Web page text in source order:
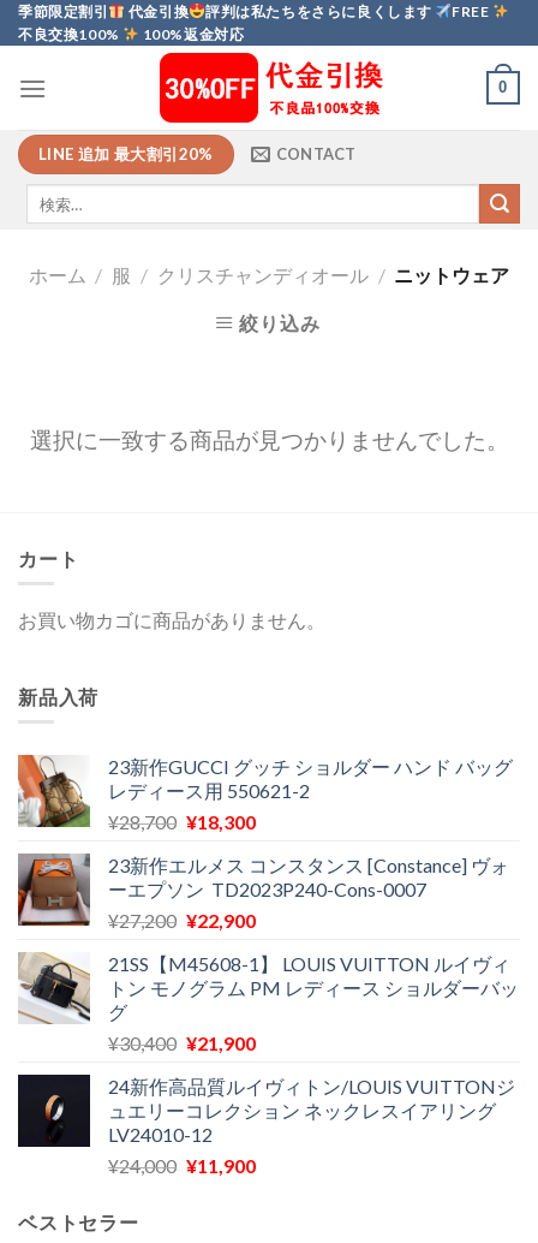
Skip
to
季節限定割引 代金引換 評判は私たちをさらに良くします
FREE
不良交換100%
100%返金対応
0
LINE 追加 最大割引20% CONTACT
ホーム / 服 / クリスチャンディオール / ニットウェア
絞り込み
選択に一致する商品が見つかりませんでした。
カート
お買い物カゴに商品がありません。
新品入荷
23新作GUCCI グッチ ショルダー ハンド バッグ
レディース用 550621-2
¥28,700 元
価
格
は
で
し
¥18,300現
の
価
格
¥18,300
で
23新作エルメス コンスタンス [Constance] ヴォ
ーエプソン TD2023P240-Cons-0007
¥27,200 元
価
格
¥27,200
し
た。
¥22,900現
の
価
は
で
す。
21SS【M45608-1】 LOUIS VUITTON ルイヴィ
トン モノグラム PM レディース ショルダーバッ
グ
¥30,400 元
価
格
は
¥30,400
¥21,900現
の
価
は
24新作高品質ルイヴィトン/LOUIS VUITTONジ
ュエリーコレクション ネックレスイアリング
LV24010-12
¥24,000 元
¥11,900現
ベストセラー